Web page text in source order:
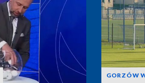
GORZÓW